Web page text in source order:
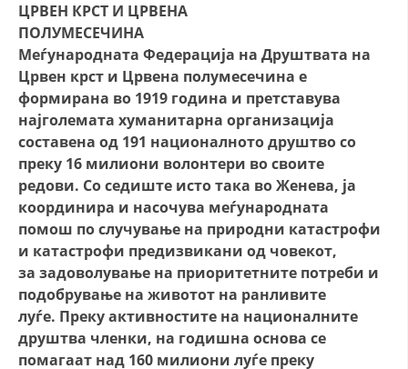
ЦРВЕН КРСТ И ЦРВЕНА
ПОЛУМЕСЕЧИНА
Меѓународната Федерација на Друштвата на
Црвен крст и Црвена полумесечина е
формирана во 1919 година и претставува
најголемата хуманитарна организација
составена од 191 националното друштво со
преку 16 милиони волонтери во своите
редови. Со седиште исто така во Женева, ја
координира и насочува меѓународната
помош по случување на природни катастрофи
и катастрофи предизвикани од човекот,
за задоволување на приоритетните потреби и
подобрување на животот на ранливите
луѓе. Преку активностите на националните
друштва членки, на годишна основа се
помагаат над 160 милиони луѓе преку